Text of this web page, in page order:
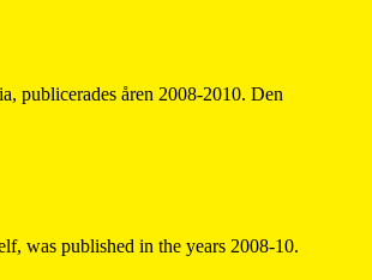
publicerades åren 2008-2010. Den
was published in the years 2008-10.